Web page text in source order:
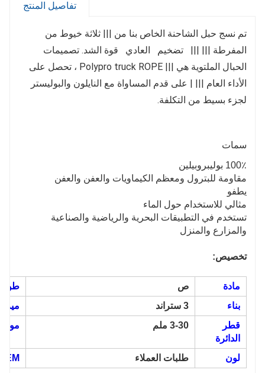
تفاصيل المنتج
تم نسج حبل الشاحنة الخاص بنا من ||| ثلاثة خيوط من
المفرطة ||| ||| تضخيم العادي قوة الشد. تصميمات
الحبال الملتوية هي ||| Polypro truck ROPE ، تحصل على
الأداء العام ||| | على قدم المساواة مع النايلون والبوليستر
لجزء بسيط من التكلفة.
سمات
100٪ بوليبروبيلين
مقاومة للبترول ومعظم الكيماويات والعفن والعفن
يطفو
مثالي للاستخدام حول الماء
تستخدم في التطبيقات البحرية والرياضية والصناعية
والمزارع والمنزل
تخصيص:
مادة ص
طول
بناء
3 ستراند
ميزة
قطر
الدائرة
3-30 ملم موك
لون طلبات العملاء